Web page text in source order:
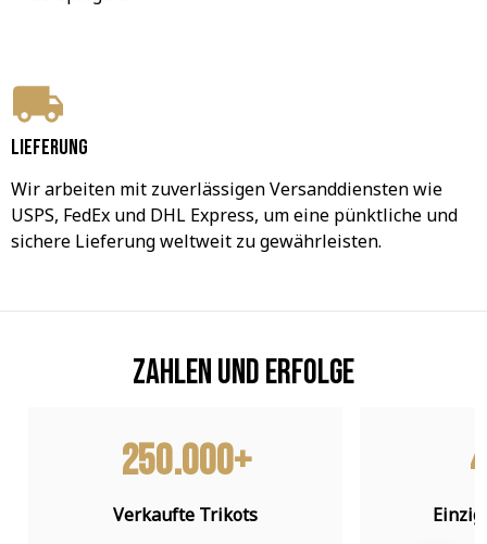
Lieferung
Wir arbeiten mit zuverlässigen Versanddiensten wie
USPS, FedEx und DHL Express, um eine pünktliche und
sichere Lieferung weltweit zu gewährleisten.
Zahlen und Erfolge
250.000+
Verkaufte Trikots